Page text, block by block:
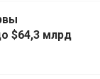
$64,3 млрд